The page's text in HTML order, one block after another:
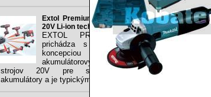
Extol Premium share
20V Li-ion technology
EXTOL PREMIUM
prichádza s novou
koncepciou Li-ion
akumulátorových
strojov 20V pre spoločné
akumulátory a je typickým...